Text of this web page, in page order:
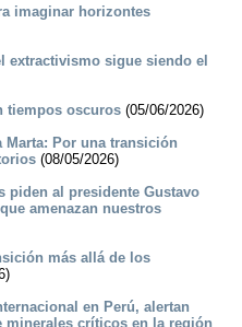
imaginar horizontes
extractivismo sigue siendo el
tiempos oscuros (05/06/2026)
Marta: Por una transición
(08/05/2026)
piden al presidente Gustavo
amenazan nuestros
más allá de los
en Perú, alertan
minerales críticos en la región